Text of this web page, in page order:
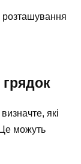
розташування
які
можуть